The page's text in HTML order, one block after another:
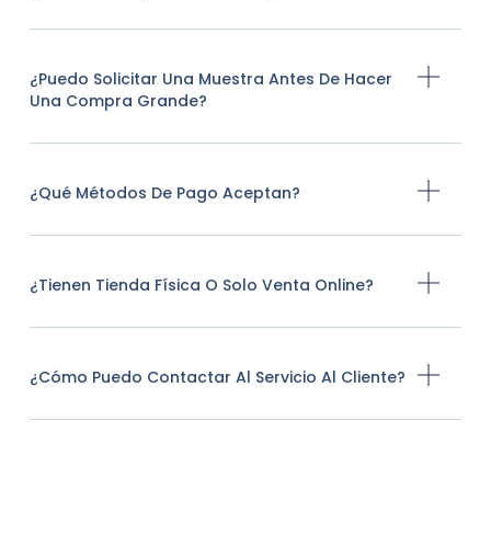
¿Puedo Solicitar Una Muestra Antes De Hacer
Una Compra Grande?
¿Qué Métodos De Pago Aceptan?
¿Tienen Tienda Física O Solo Venta Online?
¿Cómo Puedo Contactar Al Servicio Al Cliente?